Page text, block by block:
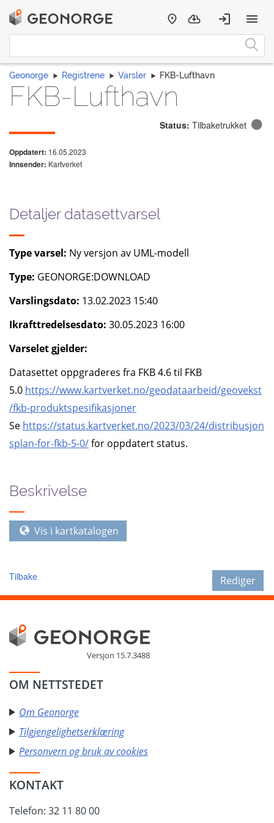
Geonorge Registrene Varsler FKB-Lufthavn
FKB-Lufthavn
Status: Tilbaketrukket
Oppdatert: 16.05.2023
Innsender: Kartverket
Detaljer datasettvarsel
Type varsel: Ny versjon av UML-modell
Type: GEONORGE:DOWNLOAD
Varslingsdato: 13.02.2023 15:40
Ikrafttredelsesdato: 30.05.2023 16:00
Varselet gjelder:
Datasettet oppgraderes fra FKB 4.6 til FKB
5.0 https://www.kartverket.no/geodataarbeid/geovekst
/fkb-produktspesifikasjoner
Se https://status.kartverket.no/2023/03/24/distribusjon
splan-for-fkb-5-0/for oppdatert status.
Beskrivelse
Vis i kartkatalogen
Rediger
Tilbake